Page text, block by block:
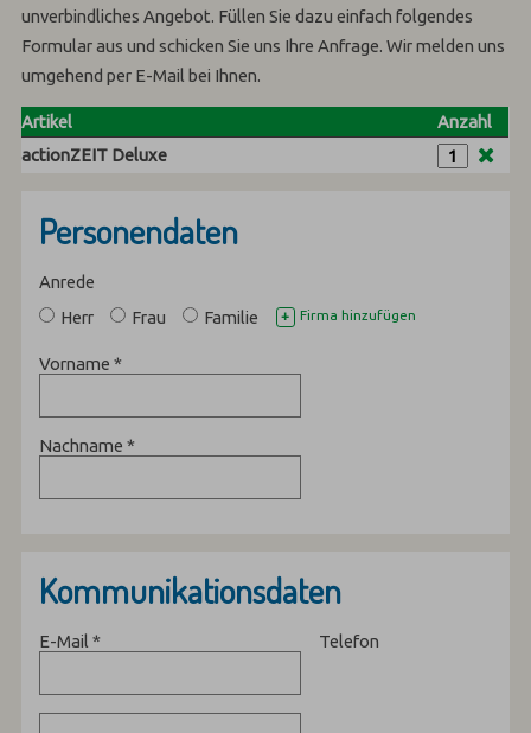
unverbindliches Angebot. Füllen Sie dazu einfach folgendes
Formular aus und schicken Sie uns Ihre Anfrage. Wir melden uns
umgehend per E-Mail bei Ihnen.
Artikel
Anzahl
actionZEIT Deluxe
Personendaten
Anrede
Herr
Frau Familie + Firma hinzufügen
Vorname*
Nachname*
Kommunikationsdaten
E-Mail* Telefon